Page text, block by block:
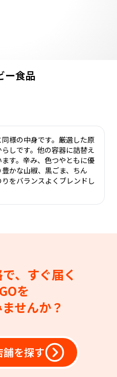
ー食品
様の中身です。厳選した原
しです。他の容器に詰替え
す。辛み、色つやともに優
かな山椒、黒ごま、ちん
をバランスよくブレンドし
、すぐ届く
を
せんか？
を探す